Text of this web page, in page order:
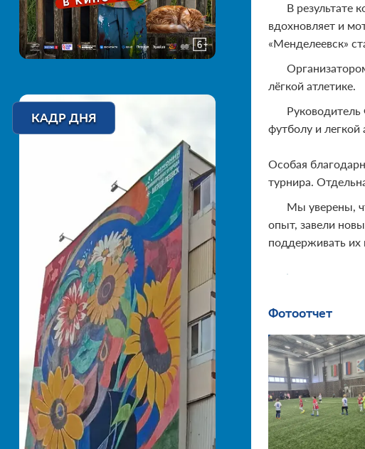
КАДР ДНЯ
В результате
вдохновляет и
«Менделеевск»
лёгкой атлетике.
футболу и
Особая
турнира.
Мы уверены,
опыт, завели
поддерживать их
Фотоотчет